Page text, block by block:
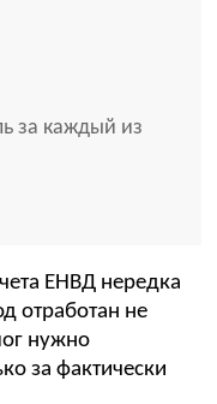
за каждый из
ЕНВД нередка
отработан не
нужно
за фактически